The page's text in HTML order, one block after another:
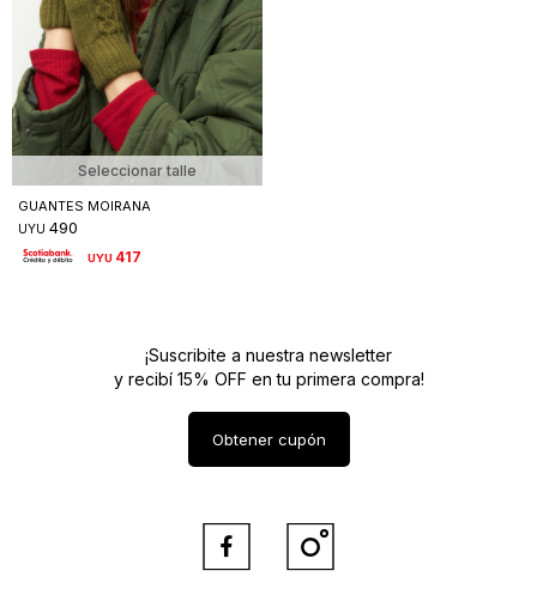
Seleccionar talle
GUANTES MOIRANA
UYU 490
UYU 417
¡Suscribite a nuestra newsletter
y recibí 15% OFF en tu primera compra!
Obtener cupón
 